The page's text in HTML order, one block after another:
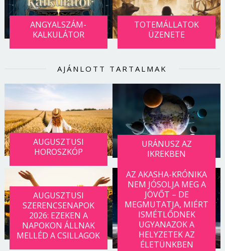
ANGYALSZÁM-
KALKULÁTOR
TOTEMÁLLATOK
ÜZENETE
AJÁNLOTT TARTALMAK
AUGUSZTUSI
HOROSZKÓP
URÁNUSZ AZ
IKREKBEN
AUGUSZTUSI
SZERENCSENAPOK
2026: EZEKEN A
NAPOKON ÁLLNAK
MELLÉD A CSILLAGOK
AZ AKASHA-KRÓNIKA
NEM JÓSOLJA MEG A
JÖVŐT – DE
MEGMUTATJA, MIÉRT
ISMÉTLŐDNEK
UGYANAZOK A
HELYZETEK AZ
ÉLETÜNKBEN